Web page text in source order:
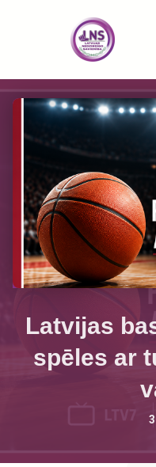
Latvijas
spēles ar